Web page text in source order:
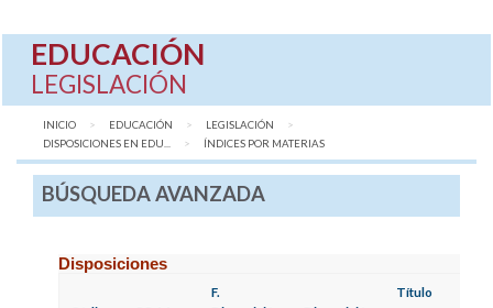
EDUCACIÓN
LEGISLACIÓN
INICIO EDUCACIÓN
LEGISLACIÓN
DISPOSICIONES EN EDU...
AQUÍ:
ÍNDICES POR MATERIAS
BÚSQUEDA AVANZADA
Disposiciones
F.
Título